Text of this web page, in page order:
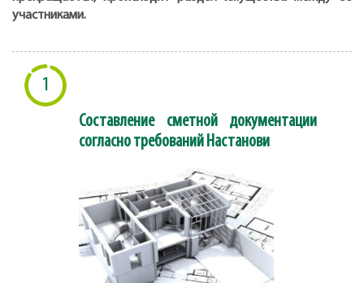
участниками.
1
Составление сметной документации
согласно требований Настанови